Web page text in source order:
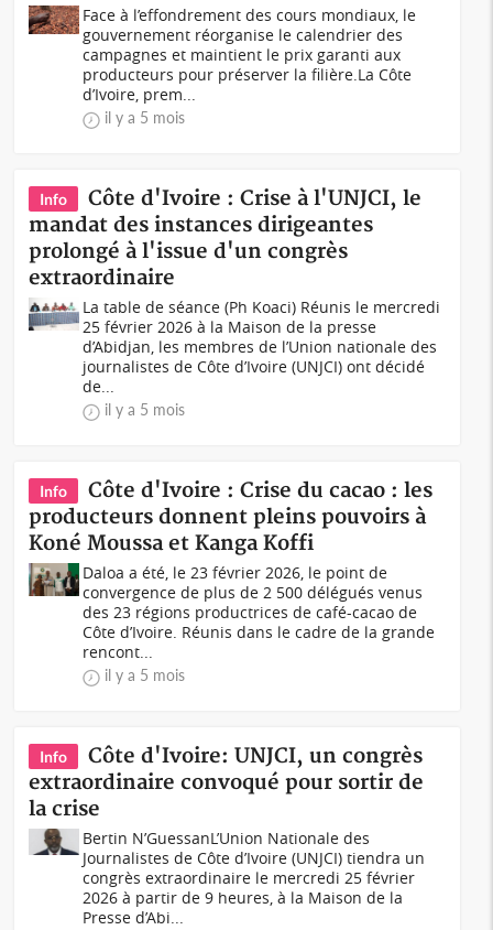
Face à l’effondrement des cours mondiaux, le
gouvernement réorganise le calendrier des
campagnes et maintient le prix garanti aux
producteurs pour préserver la filière.La Côte
d’Ivoire, prem...
il y a 5 mois
Info
Côte d'Ivoire : Crise à l'UNJCI, le
mandat des instances dirigeantes
prolongé à l'issue d'un congrès
extraordinaire
La table de séance (Ph Koaci) Réunis le mercredi
25 février 2026 à la Maison de la presse
d’Abidjan, les membres de l’Union nationale des
journalistes de Côte d’Ivoire (UNJCI) ont décidé
de...
il y a 5 mois
Info
Côte d'Ivoire : Crise du cacao : les
producteurs donnent pleins pouvoirs à
Koné Moussa et Kanga Koffi
Daloa a été, le 23 février 2026, le point de
convergence de plus de 2 500 délégués venus
des 23 régions productrices de café-cacao de
Côte d’Ivoire. Réunis dans le cadre de la grande
rencont...
il y a 5 mois
Info
Côte d'Ivoire: UNJCI, un congrès
extraordinaire convoqué pour sortir de
la crise
Bertin N’GuessanL’Union Nationale des
Journalistes de Côte d’Ivoire (UNJCI) tiendra un
congrès extraordinaire le mercredi 25 février
2026 à partir de 9 heures, à la Maison de la
Presse d’Abi...